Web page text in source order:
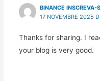
BINANCE INSCREVA-
17 NOVEMBRE 2025
Thanks for sharing. I
your blog is very good.